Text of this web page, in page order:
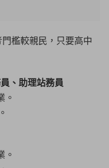
檻較親民，只要高中
、助理站務員
。
。